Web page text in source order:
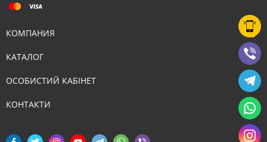
КОМПАНИЯ
КАТАЛОГ
ОСОБИСТИЙ КАБІНЕТ
КОНТАКТИ